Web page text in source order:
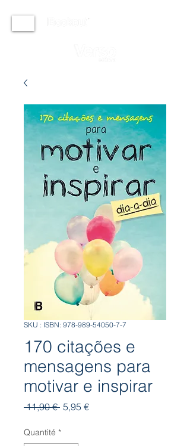
SKU : ISBN: 978-989-54050-7-7
170 citações e
mensagens para
motivar e inspirar
11,90 € Prix
5,95 €Prix
Quantité *